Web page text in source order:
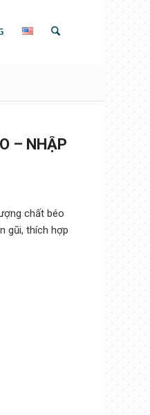
– NHẬP
chất béo
gũi, thích hợp